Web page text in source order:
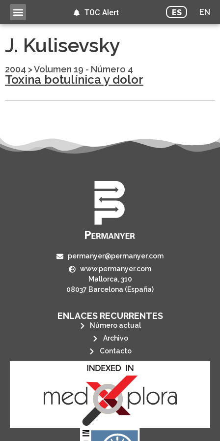
ES EN
TOC Alert
J. Kulisevsky
2004 >Volumen 19 - Número 4
Toxina botulínica y dolor
permanyer@permanyer.com
www.permanyer.com
Mallorca, 310
08037 Barcelona (España)
ENLACES RECURRENTES
Número actual
Archivo
Contacto